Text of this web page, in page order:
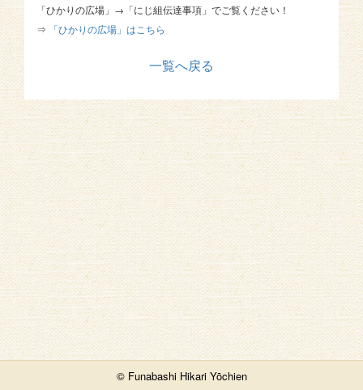
「ひかりの広場」→「にじ組伝達事項」でご覧ください！
⇒
「ひかりの広場」はこちら
一覧へ戻る
© Funabashi Hikari Yōchien